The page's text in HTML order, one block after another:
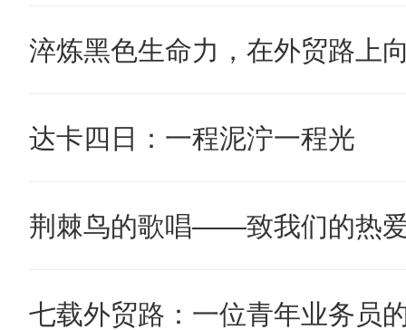
淬炼黑色生命力，在外贸路上
达卡四日：一程泥泞一程光
荆棘鸟的歌唱——致我们的热
七载外贸路：一位青年业务员